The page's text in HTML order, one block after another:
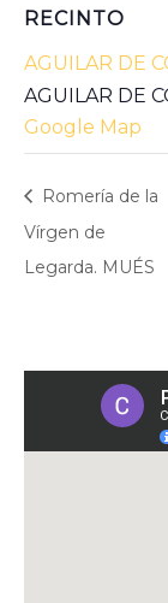
RECINTO
AGUILAR DE
AGUILAR DE
Google Map
Romería de la
Vírgen de
Legarda. MUÉS